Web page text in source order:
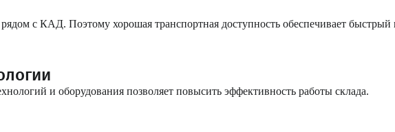
с КАД. Поэтому хорошая транспортная доступность обеспечивает
и оборудования позволяет повысить эффективность работы склада.